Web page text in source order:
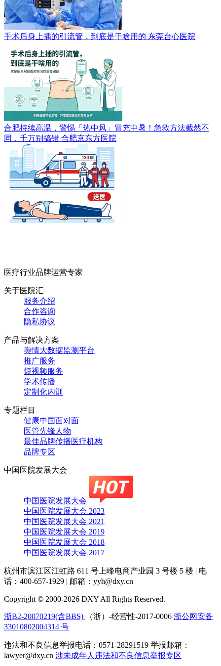
手术后身上插的引流管，到底是干啥用的 东莞台心医院
合肥持续高温，警惕「热中风」冒充中暑！急救方法截然不
同，千万别搞错 合肥京东方医院
医疗行业品牌运营专家
关于医院汇
服务介绍
合作咨询
隐私协议
产品与解决方案
舆情大数据监测平台
推广服务
短视频服务
学术传播
定制化内训
专题栏目
健康中国面对面
医管先锋人物
最佳品牌传播医疗机构
品牌专区
中国医院发展大会
中国医院发展大会
中国医院发展大会 2023
中国医院发展大会 2021
中国医院发展大会 2019
中国医院发展大会 2018
中国医院发展大会 2017
杭州市滨江区江虹路 611 号上峰电商产业园 3 号楼 5 楼 | 电
话：400-657-1929 | 邮箱：yyh@dxy.cn
Copyright © 2000-2026 DXY All Rights Reserved.
浙B2-20070219(含BBS) （浙）-经营性-2017-0006 浙公网安备
33010802004314 号
违法和不良信息举报电话：0571-28291519 举报邮箱：
lawyer@dxy.cn 涉未成年人违法和不良信息举报专区